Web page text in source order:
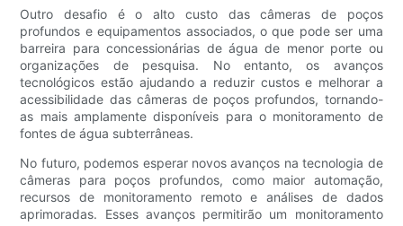
Outro desafio é o alto custo das câmeras de poços
profundos e equipamentos associados, o que pode ser uma
barreira para concessionárias de água de menor porte ou
organizações de pesquisa. No entanto, os avanços
tecnológicos estão ajudando a reduzir custos e melhorar a
acessibilidade das câmeras de poços profundos, tornando-
as mais amplamente disponíveis para o monitoramento de
fontes de água subterrâneas.
No futuro, podemos esperar novos avanços na tecnologia de
câmeras para poços profundos, como maior automação,
recursos de monitoramento remoto e análises de dados
aprimoradas. Esses avanços permitirão um monitoramento